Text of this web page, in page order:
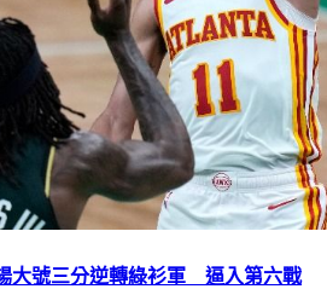
大號三分逆轉綠衫軍 逼入第六戰